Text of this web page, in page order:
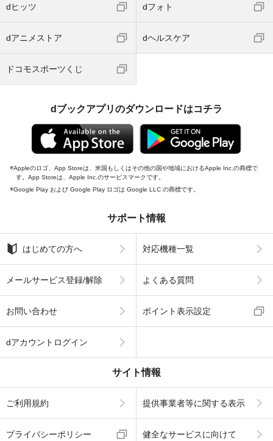
dヒッツ dフォト
dアニメストア dヘルスケア
ドコモスポーツくじ
dブックアプリのダウンロードはコチラ
Appleのロゴ、App Storeは、米国もしくはその他の国や地域におけるApple Inc.の商標で
す。App Storeは、Apple Inc.のサービスマークです。
Google Play および Google Play ロゴは Google LLC の商標です。
サポート情報
はじめての方へ 対応機種一覧
メールサービス登録/解除 よくある質問
お問い合わせ ポイント表示設定
dアカウントログイン
サイト情報
ご利用規約 提供事業者等に関する表示
プライバシーポリシー 健全なサービスに向けて